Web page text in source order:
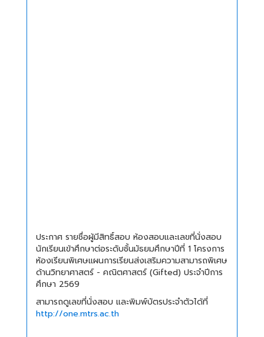
ประกาศ รายชื่อผู้มีสิทธิ์สอบ ห้องสอบและเลขที่นั่งสอบ
นักเรียนเข้าศึกษาต่อระดับชั้นมัธยมศึกษาปีที่ 1 โครงการ
ห้องเรียนพิเศษแผนการเรียนส่งเสริมความสามารถพิเศษ
ด้านวิทยาศาสตร์ - คณิตศาสตร์ (Gifted) ประจำปีการ
ศึกษา 2569
สามารถดูเลขที่นั่งสอบ และพิมพ์บัตรประจำตัวได้ที่
http://one.mtrs.ac.th